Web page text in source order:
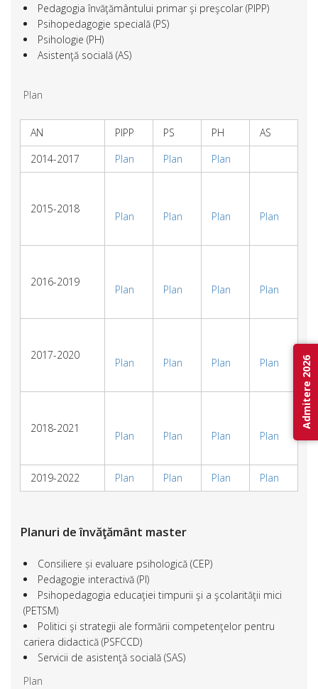
Pedagogia învăţământului primar şi preşcolar (PIPP)
Psihopedagogie specială (PS)
Psihologie (PH)
Asistenţă socială (AS)
Plan
AN PIPP PS PH
AS
2014-2017
Plan Plan Plan
2015-2018
Plan Plan Plan Plan
2016-2019
Plan Plan Plan Plan
2017-2020
Plan Plan Plan Plan
2018-2021
Plan Plan Plan Plan
2019-2022 Plan Plan Plan Plan
Planuri de învăţământ master
Consiliere și evaluare psihologică (CEP)
Pedagogie interactivă (PI)
Psihopedagogia educaţiei timpurii şi a şcolarităţii mici
(PETSM)
Politici şi strategii ale formării competenţelor pentru
cariera didactică (PSFCCD)
Servicii de asistenţă socială (SAS)
Plan
Admitere 2026